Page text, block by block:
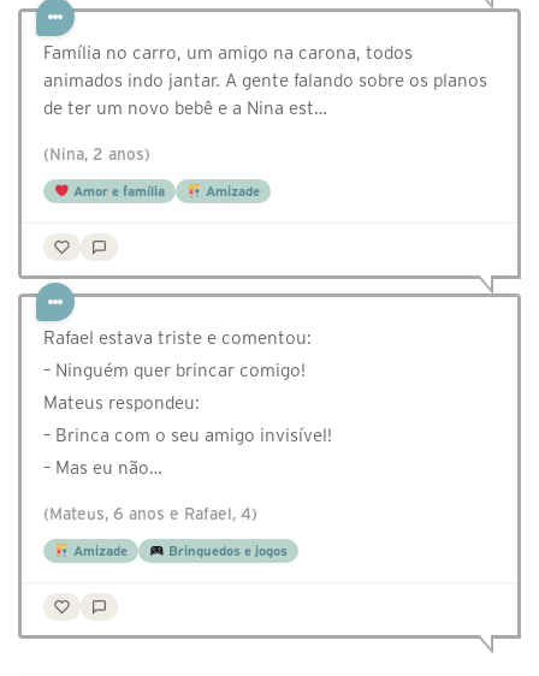
Família no carro, um amigo na carona, todos
animados indo jantar. A gente falando sobre os planos
de ter um novo bebê e a Nina est…
(Nina, 2 anos)
Amor e família Amizade
Rafael estava triste e comentou:
– Ninguém quer brincar comigo!
Mateus respondeu:
– Brinca com o seu amigo invisível!
– Mas eu não…
(Mateus, 6 anos e Rafael, 4)
Amizade Brinquedos e jogos